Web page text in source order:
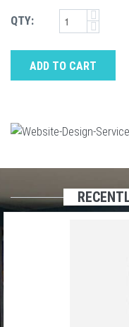
QTY:
ADD TO CART